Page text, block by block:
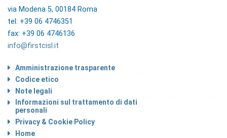
via Modena 5, 00184 Roma
tel: +39 06 4746351
fax: +39 06 4746136
info@firstcisl.it
Amministrazione trasparente
Codice etico
Note legali
Informazioni sul trattamento di dati
personali
Privacy & Cookie Policy
Home